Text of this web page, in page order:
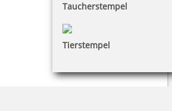
Taucherstempel
Tierstempel